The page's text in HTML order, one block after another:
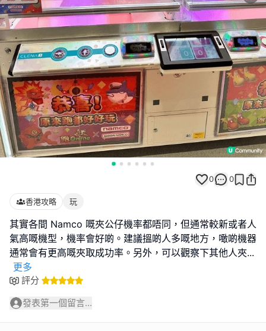
0 0
香港攻略 玩
其實各間 Namco 嘅夾公仔機率都唔同，但通常較新或者人
氣高嘅機型，機率會好啲。建議搵啲人多嘅地方，噉啲機器
通常會有更高嘅夾取成功率。另外，可以觀察下其他人夾...
更多
評分
發表第一個留言...